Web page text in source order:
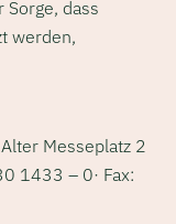
Sorge, dass
werden,
Messeplatz 2
1433 – 0· Fax: